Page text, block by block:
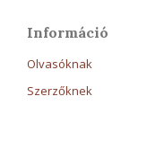
Információ
Olvasóknak
Szerzőknek